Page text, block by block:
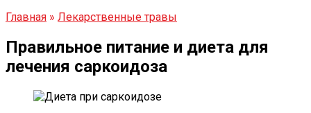
Главная » Лекарственные травы
Правильное питание и диета для
лечения саркоидоза